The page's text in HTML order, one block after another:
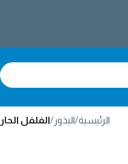
الرئيسية البذور الفلفل الحار